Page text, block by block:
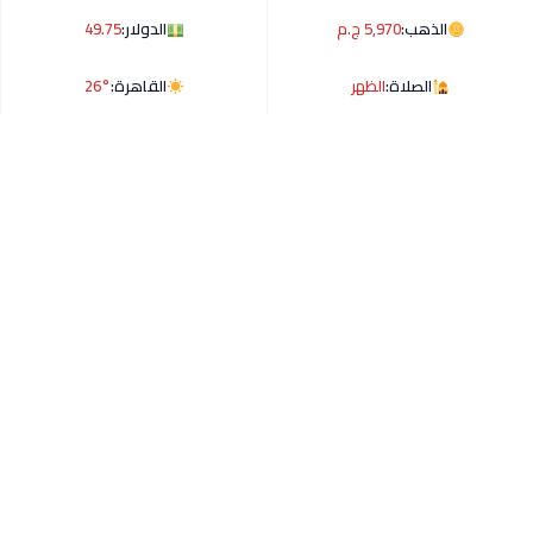
الذهب:5,970 ج.م الدولار:49.75
الصلاة:الظهر القاهرة:26°